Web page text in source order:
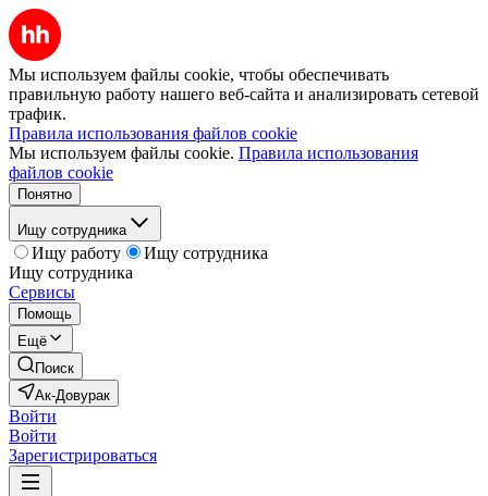
Мы используем файлы cookie, чтобы обеспечивать
правильную работу нашего веб-сайта и анализировать сетевой
трафик.
Правила использования файлов cookie
Мы используем файлы cookie. Правила использования
файлов cookie
Понятно
Ищу сотрудника
Ищу работу
Ищу сотрудника
Ищу сотрудника
Сервисы
Помощь
Ещё
Поиск
Ак-Довурак
Войти
Войти
Зарегистрироваться